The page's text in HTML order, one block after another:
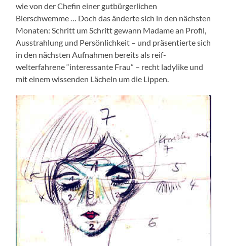
wie von der Chefin einer gutbürgerlichen
Bierschwemme … Doch das änderte sich in den nächsten
Monaten: Schritt um Schritt gewann Madame an Profil,
Ausstrahlung und Persönlichkeit – und präsentierte sich
in den nächsten Aufnahmen bereits als reif-
welterfahrene “interessante Frau” – recht ladylike und
mit einem wissenden Lächeln um die Lippen.